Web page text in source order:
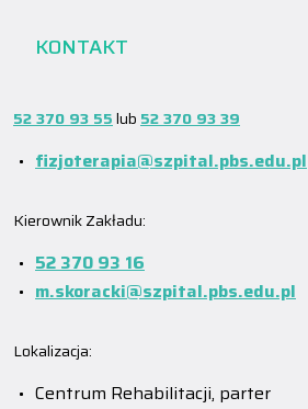
KONTAKT
52 370 93 55lub 52 370 93 39
fizjoterapia@szpital.pbs.edu.pl
Kierownik Zakładu:
52 370 93 16
m.skoracki@szpital.pbs.edu.pl
Lokalizacja:
Centrum Rehabilitacji, parter